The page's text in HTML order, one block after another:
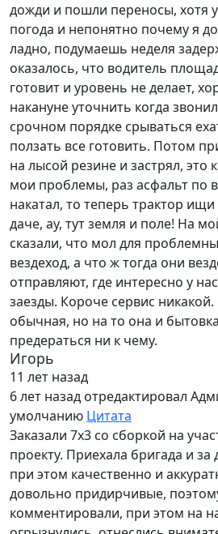
дожди и пошли переносы, хотя
погода и непонятно почему я
ладно, подумаешь неделя
оказалось, что водитель
готовит и уровень не делает,
накануне уточнить когда
срочном порядке срываться
ползать все готовить. Потом
на лысой резине и застрял, это
мои проблемы, раз асфальт по
накатал, то теперь трактор
даче, ау, тут земля и поле! На
сказали, что мол для
вездеход, а что ж тогда они
отправляют, где интересно у
заезды. Короче сервис
обычная, но на то она и
предераться ни к чему.
Игорь
11 лет назад
6 лет назад отредактировал
умолчанию Цитата
Заказали 7х3 со сборкой на
проекту. Приехала бригада и за
при этом качественно и
довольно придирчивые,
комментировали, при этом на